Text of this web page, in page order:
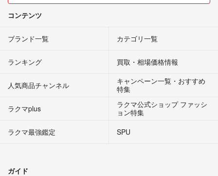
コンテンツ
ブランド一覧 カテゴリ一覧
ランキング 買取・相場価格情報
人気商品チャンネル
キャンペーン一覧・おすすめ
特集
ラクマplus
ラクマ公式ショップ ファッシ
ョン特集
ラクマ最強鑑定
SPU
ガイド